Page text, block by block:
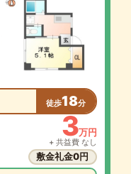
徒歩18分
3万円
+ 共益費 なし
敷金礼金0円